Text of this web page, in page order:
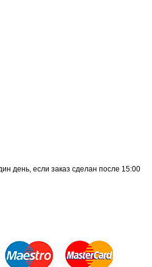
день, если заказ сделан после 15:00